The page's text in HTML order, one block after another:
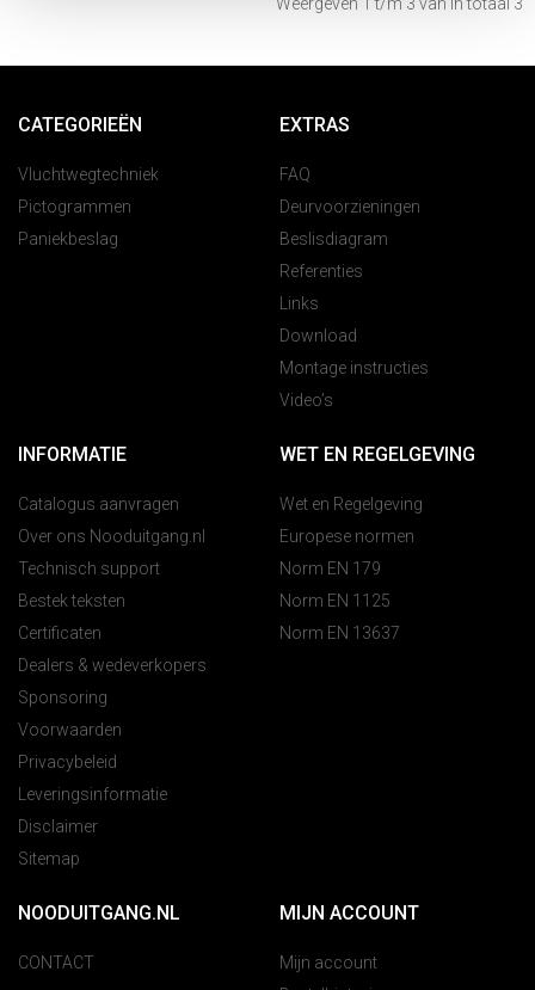
CATEGORIEËN
Vluchtwegtechniek
Pictogrammen
Paniekbeslag
EXTRAS
FAQ
Deurvoorzieningen
Beslisdiagram
Referenties
Links
Download
Montage instructies
Video’s
INFORMATIE
Catalogus aanvragen
Over ons Nooduitgang.nl
Technisch support
Bestek teksten
Certificaten
Dealers & wedeverkopers
Sponsoring
Voorwaarden
Privacybeleid
Leveringsinformatie
Disclaimer
Sitemap
WET EN REGELGEVING
Wet en Regelgeving
Europese normen
Norm EN 179
Norm EN 1125
Norm EN 13637
NOODUITGANG.NL
CONTACT
MIJN ACCOUNT
Mijn account